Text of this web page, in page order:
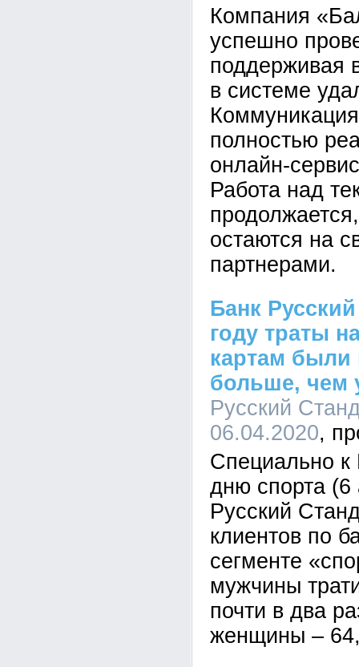
Компания
успешно
поддерживая
в системе
полностью
онлайн-
Работа над
остаются на
партнерами.
Банк
году траты
картам были
больше, чем
Русский
06.04.2020
Специально
дню спорта (6
Русский
клиентов по
сегменте
мужчины
почти в два
женщины –